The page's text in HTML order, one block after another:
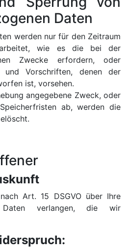
Daten
werden nur für den Zeitraum
wie es die bei der
Zwecke erfordern, oder
Vorschriften, denen der
ist, vorsehen.
angegebene Zweck, oder
ab, werden die
Art. 15 DSGVO über Ihre
Daten verlangen, die wir